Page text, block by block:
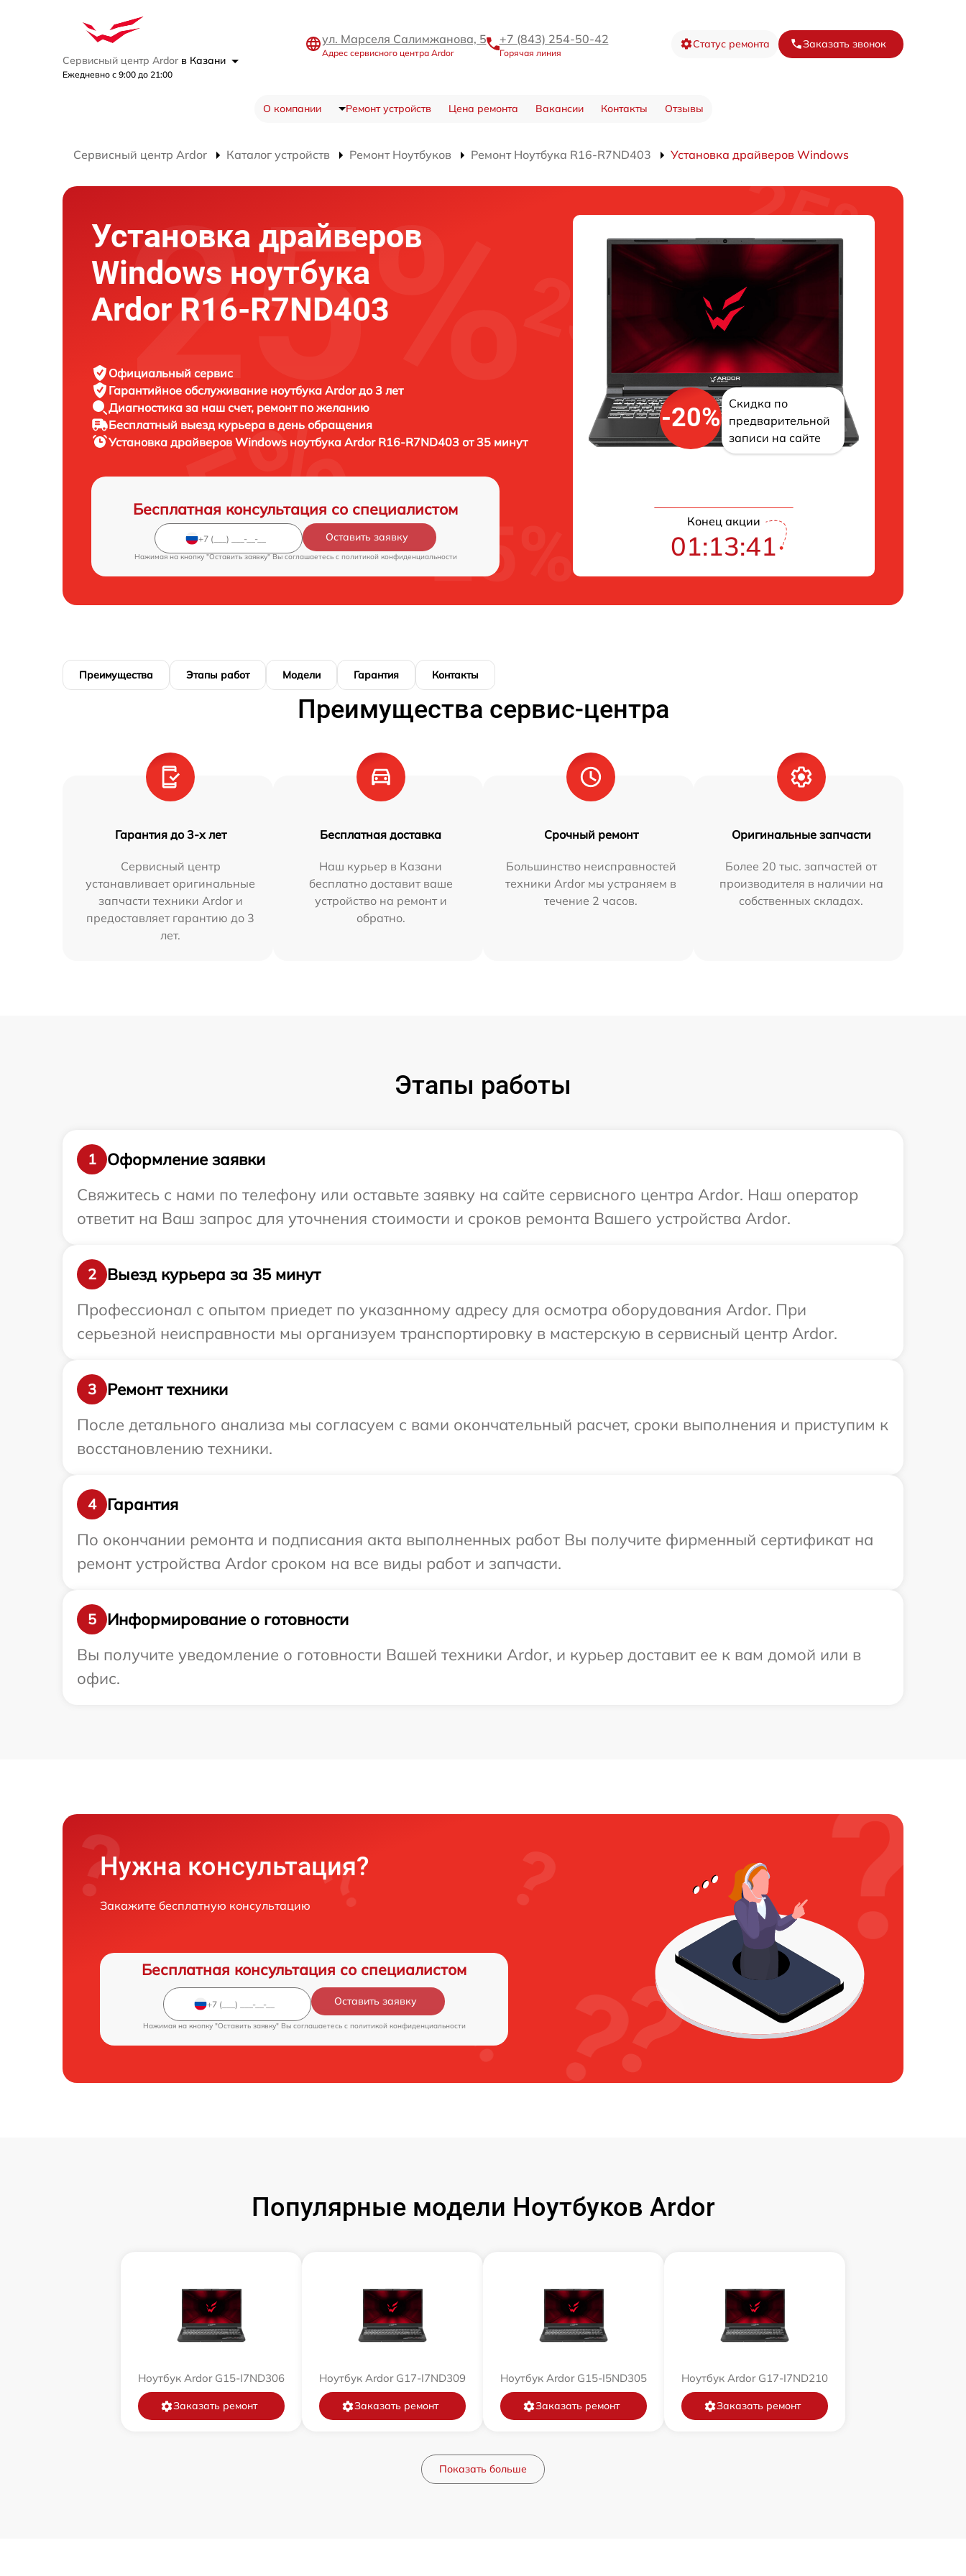
Сервисный центр Ardor в Казани
Ежедневно с 9:00 до 21:00
ул. Марселя Салимжанова, 5
Адрес сервисного центра Ardor
+7 (843) 254-50-42
Горячая линия
Статус ремонта Заказать звонок
О компании Ремонт устройств Цена ремонта Вакансии Контакты Отзывы
Сервисный центр Ardor Каталог устройств Ремонт Ноутбуков Ремонт Ноутбука R16-R7ND403 Установка драйверов Windows
Установка драйверов
Windows ноутбука
Ardor R16-R7ND403
Официальный сервис
Гарантийное обслуживание ноутбука Ardor до 3 лет
Диагностика за наш счет, ремонт по желанию
Бесплатный выезд курьера в день обращения
Установка драйверов Windows ноутбука Ardor R16-R7ND403 от 35 минут
Бесплатная консультация со специалистом
Оставить заявку
Нажимая на кнопку "Оставить заявку" Вы соглашаетесь c политикой конфиденциальности
-20%
Скидка по
предварительной
записи на сайте
Конец акции
01:13:41
Преимущества Этапы работ Модели Гарантия Контакты
Преимущества сервис-центра
Гарантия до 3-х лет
Сервисный центр
устанавливает оригинальные
запчасти техники Ardor и
предоставляет гарантию до 3
лет.
Бесплатная доставка
Наш курьер в Казани
бесплатно доставит ваше
устройство на ремонт и
обратно.
Срочный ремонт
Большинство неисправностей
техники Ardor мы устраняем в
течение 2 часов.
Оригинальные запчасти
Более 20 тыс. запчастей от
производителя в наличии на
собственных складах.
Этапы работы
1
Оформление заявки
Свяжитесь с нами по телефону или оставьте заявку на сайте сервисного центра Ardor. Наш оператор
ответит на Ваш запрос для уточнения стоимости и сроков ремонта Вашего устройства Ardor.
2
Выезд курьера за 35 минут
Профессионал с опытом приедет по указанному адресу для осмотра оборудования Ardor. При
серьезной неисправности мы организуем транспортировку в мастерскую в сервисный центр Ardor.
3
Ремонт техники
После детального анализа мы согласуем с вами окончательный расчет, сроки выполнения и приступим к
восстановлению техники.
4
Гарантия
По окончании ремонта и подписания акта выполненных работ Вы получите фирменный сертификат на
ремонт устройства Ardor сроком на все виды работ и запчасти.
5
Информирование о готовности
Вы получите уведомление о готовности Вашей техники Ardor, и курьер доставит ее к вам домой или в
офис.
Нужна консультация?
Закажите бесплатную консультацию
Бесплатная консультация со специалистом
Оставить заявку
Нажимая на кнопку "Оставить заявку" Вы соглашаетесь c политикой конфиденциальности
Популярные модели Ноутбуков Ardor
Ноутбук Ardor G15-I7ND306
Заказать ремонт
Ноутбук Ardor G17-I7ND309
Заказать ремонт
Ноутбук Ardor G15-I5ND305
Заказать ремонт
Ноутбук Ardor G17-I7ND210
Заказать ремонт
Показать больше